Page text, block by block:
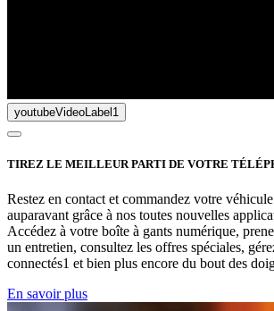
youtubeVideoLabel1
TIREZ LE MEILLEUR PARTI DE VOTRE
Restez en contact et commandez votre
auparavant grâce à nos toutes nouvelles
Accédez à votre boîte à gants numérique,
un entretien, consultez les offres spéciales,
connectés1 et bien plus encore du bout des
En savoir plus